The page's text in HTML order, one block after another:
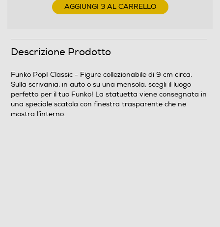
AGGIUNGI 3 AL CARRELLO
Descrizione Prodotto
Funko Pop! Classic - Figure collezionabile di 9 cm circa.
Sulla scrivania, in auto o su una mensola, scegli il luogo
perfetto per il tuo Funko! La statuetta viene consegnata in
una speciale scatola con finestra trasparente che ne
mostra l’interno.